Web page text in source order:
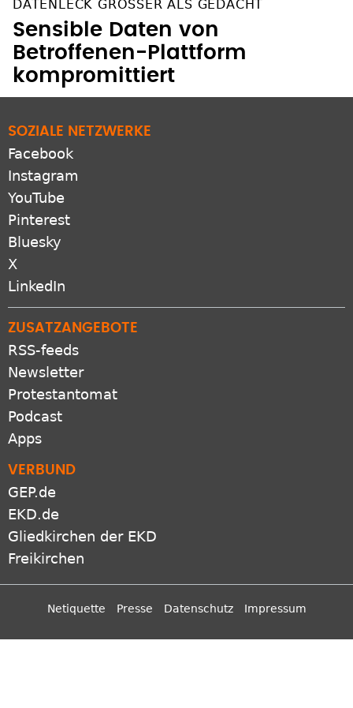
DATENLECK GRÖSSER ALS GEDACHT
Sensible Daten von
Betroffenen-Plattform
kompromittiert
SOZIALE NETZWERKE
Facebook
Instagram
YouTube
Pinterest
Bluesky
X
ZUSATZANGEBOTE
RSS-feeds
Newsletter
Protestantomat
Podcast
VERBUND
GEP.de
EKD.de
Gliedkirchen der EKD